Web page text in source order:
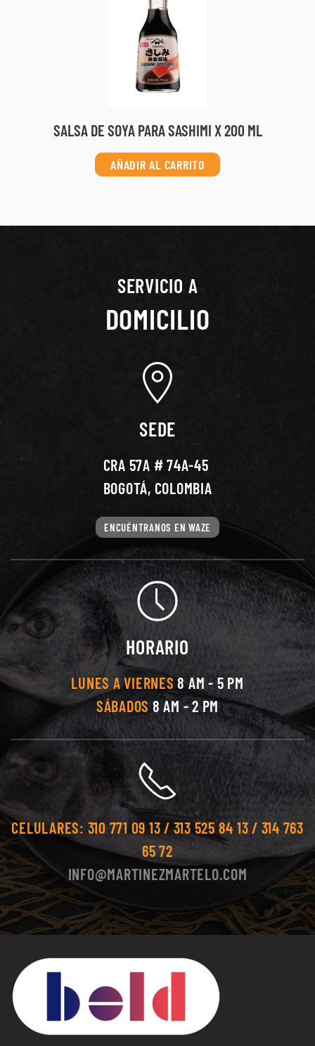
SALSA DE SOYA PARA SASHIMI X 200 ML
AÑADIR AL CARRITO
SERVICIO A
DOMICILIO
SEDE
CRA 57A # 74A-45
BOGOTÁ, COLOMBIA
ENCUÉNTRANOS EN WAZE
HORARIO
LUNES A VIERNES8 AM - 5 PM
SÁBADOS 8 AM - 2 PM
CELULARES: 310 771 09 13 / 313 525 84 13 / 314 763
65 72
INFO@MARTINEZMARTELO.COM